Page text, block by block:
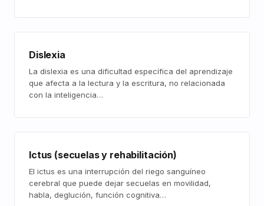
Dislexia
La dislexia es una dificultad específica del aprendizaje
que afecta a la lectura y la escritura, no relacionada
con la inteligencia…
Ictus (secuelas y rehabilitación)
El ictus es una interrupción del riego sanguíneo
cerebral que puede dejar secuelas en movilidad,
habla, deglución, función cognitiva…